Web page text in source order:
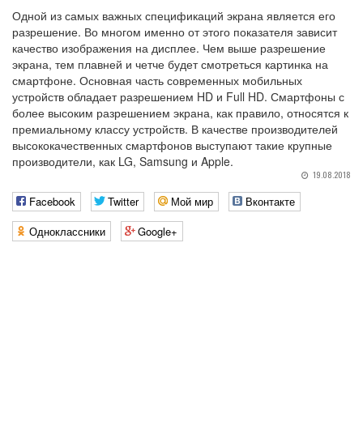
Одной из самых важных спецификаций экрана является его
разрешение. Во многом именно от этого показателя зависит
качество изображения на дисплее. Чем выше разрешение
экрана, тем плавней и четче будет смотреться картинка на
смартфоне. Основная часть современных мобильных
устройств обладает разрешением HD и Full HD. Смартфоны с
более высоким разрешением экрана, как правило, относятся к
премиальному классу устройств. В качестве производителей
высококачественных смартфонов выступают такие крупные
производители, как LG, Samsung и Apple.
19.08.2018
Facebook Twitter Мой мир
Вконтакте
Одноклассники
Google+